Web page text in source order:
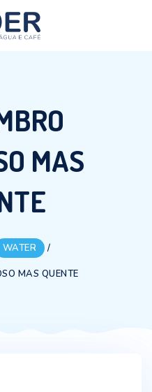
MAS
WATER /
MAS QUENTE